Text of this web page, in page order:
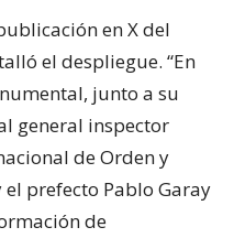
en X del
el despliegue. “En
junto a su
general inspector
de Orden y
prefecto Pablo Garay
de